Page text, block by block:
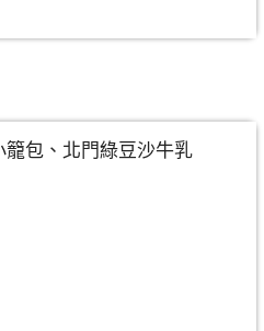
包、北門綠豆沙牛乳